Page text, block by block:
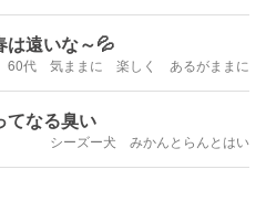
は遠いな～💦
60代 気ままに 楽しく あるがままに
てなる臭い
シーズー犬 みかんとらんとはい